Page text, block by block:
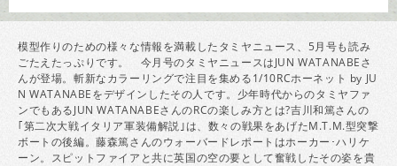
模型作りのための様々な情報を満載したタミヤニュース、5月号も読み
ごたえたっぷりです。 今月号のタミヤニュースはJUN WATANABEさ
んが登場。斬新なカラーリングで注目を集める1/10RCホーネット by JU
N WATANABEをデザインしたその人です。少年時代からのタミヤファ
ンでもあるJUN WATANABEさんのRCの楽しみ方とは?吉川和篤さんの
｢第二次大戦イタリア軍装備解説｣は、数々の戦果をあげたM.T.M.型突撃
ボートの後編。藤森篤さんのウォーバードレポートはホーカー･ハリケ
ーン。スピットファイアと共に英国の空の要として奮戦したその姿を貴